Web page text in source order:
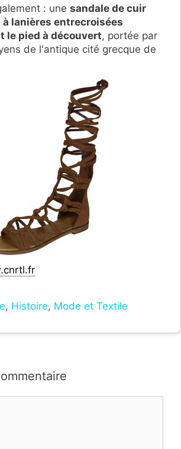
: une sandale de cuir
à lanières entrecroisées
le pied à découvert, portée par
de l'antique cité grecque de
, Histoire, Mode et Textile